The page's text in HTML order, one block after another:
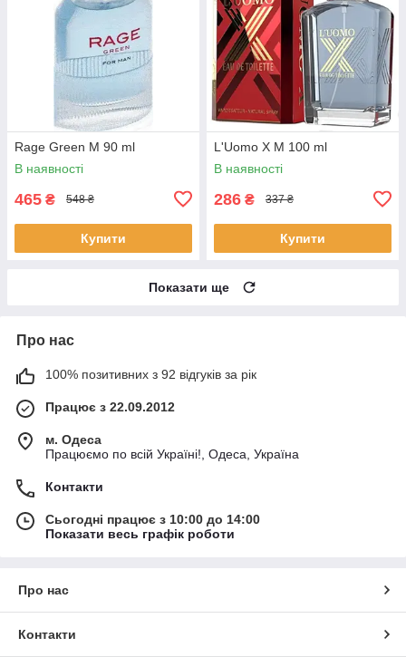
Rage Green M 90 ml
В наявності
465 ₴ 548 ₴
Купити
L'Uomo X M 100 ml
В наявності
286 ₴ 337 ₴
Купити
Показати ще
Про нас
100% позитивних з 92 відгуків за рік
Працює з 22.09.2012
м. Одеса
Працюємо по всій Україні!, Одеса, Україна
Контакти
Сьогодні працює з 10:00 до 14:00
Показати весь графік роботи
Про нас
Контакти